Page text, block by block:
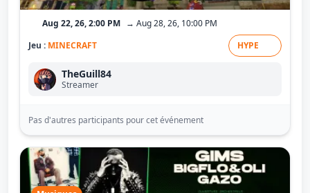
Aug 22, 26, 2:00 PM → Aug 28, 26, 10:00 PM
Jeu : MINECRAFT HYPE
TheGuill84
Streamer
Pas d'autres participants pour cet événement